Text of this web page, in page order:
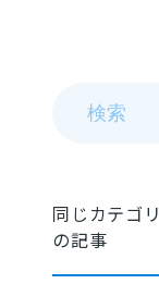
同じカテゴリ
の記事